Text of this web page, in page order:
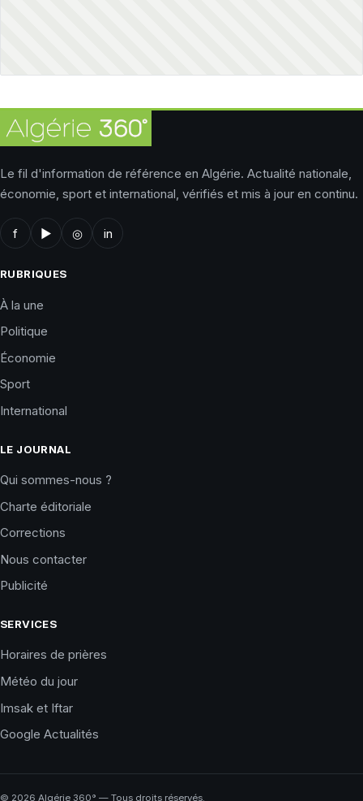
Le fil d'information de référence en Algérie. Actualité nationale,
économie, sport et international, vérifiés et mis à jour en continu.
f ▶ ◎ in
RUBRIQUES
À la une
Politique
Économie
Sport
International
LE JOURNAL
Qui sommes-nous ?
Charte éditoriale
Corrections
Nous contacter
Publicité
SERVICES
Horaires de prières
Météo du jour
Imsak et Iftar
Google Actualités
© 2026 Algérie 360° — Tous droits réservés.